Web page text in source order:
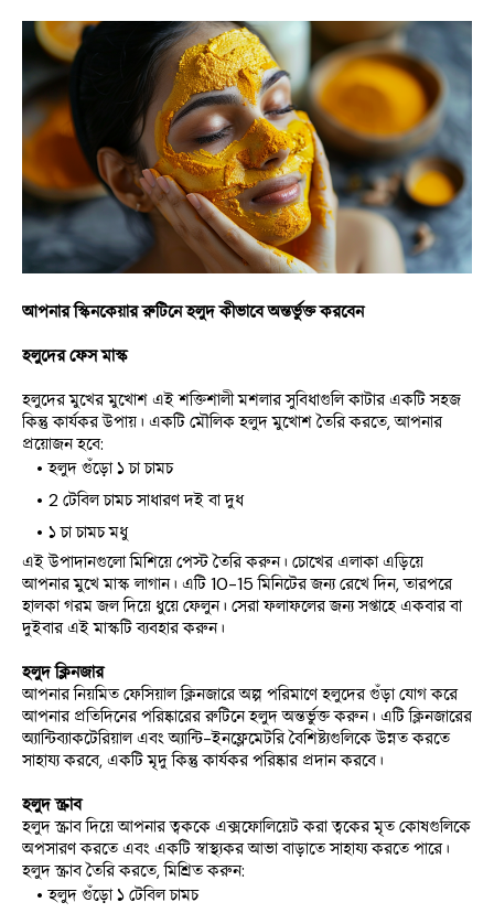
আপনার স্কিনকেয়ার রুটিনে হলুদ কীভাবে অন্তর্ভুক্ত করবেন
হলুদের ফেস মাস্ক
হলুদের মুখের মুখোশ এই শক্তিশালী মশলার সুবিধাগুলি কাটার একটি সহজ
কিন্তু কার্যকর উপায়। একটি মৌলিক হলুদ মুখোশ তৈরি করতে, আপনার
প্রয়োজন হবে:
হলুদ গুঁড়ো ১ চা চামচ
2 টেবিল চামচ সাধারণ দই বা দুধ
১ চা চামচ মধু
এই উপাদানগুলো মিশিয়ে পেস্ট তৈরি করুন। চোখের এলাকা এড়িয়ে
আপনার মুখে মাস্ক লাগান। এটি 10-15 মিনিটের জন্য রেখে দিন, তারপরে
হালকা গরম জল দিয়ে ধুয়ে ফেলুন। সেরা ফলাফলের জন্য সপ্তাহে একবার বা
দুইবার এই মাস্কটি ব্যবহার করুন।
হলুদ ক্লিনজার
আপনার নিয়মিত ফেসিয়াল ক্লিনজারে অল্প পরিমাণে হলুদের গুঁড়া যোগ করে
আপনার প্রতিদিনের পরিষ্কারের রুটিনে হলুদ অন্তর্ভুক্ত করুন। এটি ক্লিনজারের
অ্যান্টিব্যাকটেরিয়াল এবং অ্যান্টি-ইনফ্লেমেটরি বৈশিষ্ট্যগুলিকে উন্নত করতে
সাহায্য করবে, একটি মৃদু কিন্তু কার্যকর পরিষ্কার প্রদান করবে।
হলুদ স্ক্রাব
হলুদ স্ক্রাব দিয়ে আপনার ত্বককে এক্সফোলিয়েট করা ত্বকের মৃত কোষগুলিকে
অপসারণ করতে এবং একটি স্বাস্থ্যকর আভা বাড়াতে সাহায্য করতে পারে।
হলুদ স্ক্রাব তৈরি করতে, মিশ্রিত করুন:
হলুদ গুঁড়ো ১ টেবিল চামচ